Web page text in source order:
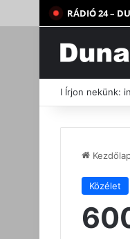
RÁDIÓ 24 –
I Írjon nekünk:
Közélet